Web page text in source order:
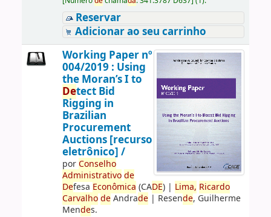
Reservar
Adicionar ao seu carrinho
Working Paper nº
004/2019 : Using
the Moran’s I to
Detect Bid
Rigging in
Brazilian
Procurement
Auctions [recurso
eletrônico] /
porConselho
Administrativo de
Defesa Econômica (CADE)| Lima, Ricardo
Carvalho deAndrade| Resende, Guilherme
Mendes.